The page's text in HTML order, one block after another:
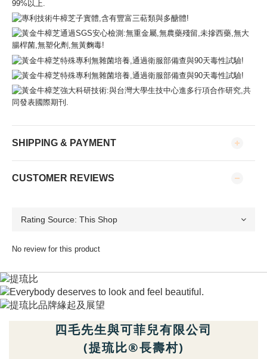
SHIPPING & PAYMENT
CUSTOMER REVIEWS
No review for this product
四毛先生與可菲兒有限公司
(提琉比®長壽村)